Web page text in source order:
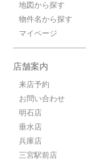
地図から探す
物件名から探す
マイページ
店舗案内
来店予約
お問い合わせ
明石店
垂水店
兵庫店
三宮駅前店